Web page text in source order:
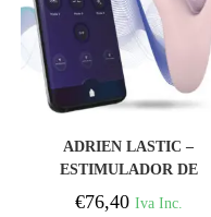
ADRIEN LASTIC –
ESTIMULADOR DE
CLITÓRIS TEMPTATION
€76,40 Iva Inc.